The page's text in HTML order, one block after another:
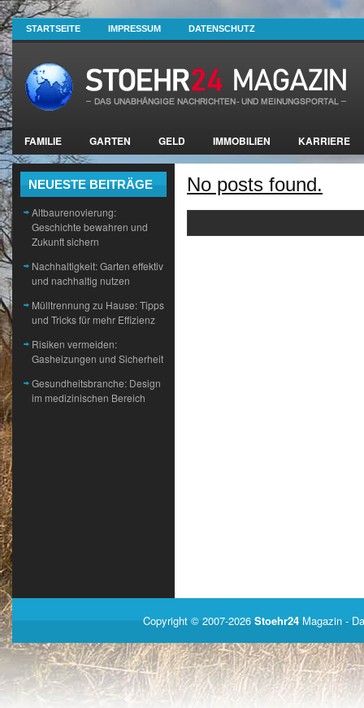
STARTSEITE IMPRESSUM DATENSCHUTZ
FAMILIE GARTEN GELD IMMOBILIEN KARRIERE
NEUESTE BEITRÄGE
Altbaurenovierung:
Geschichte bewahren und
Zukunft sichern
Nachhaltigkeit: Garten effektiv
und nachhaltig nutzen
Mülltrennung zu Hause: Tipps
und Tricks für mehr Effizienz
Risiken vermeiden:
Gasheizungen und Sicherheit
Gesundheitsbranche: Design
im medizinischen Bereich
No posts found.
Copyright © 2007-2026 Stoehr24 Magazin -